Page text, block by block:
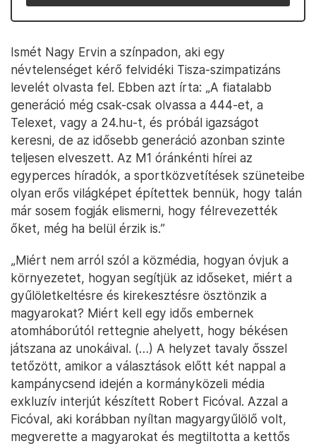
Ismét Nagy Ervin a színpadon, aki egy
névtelenséget kérő felvidéki Tisza-szimpatizáns
levelét olvasta fel. Ebben azt írta: „A fiatalabb
generáció még csak-csak olvassa a 444-et, a
Telexet, vagy a 24.hu-t, és próbál igazságot
keresni, de az idősebb generáció azonban szinte
teljesen elveszett. Az M1 óránkénti hírei az
egyperces híradók, a sportközvetítések szüneteibe
olyan erős világképet építettek bennük, hogy talán
már sosem fogják elismerni, hogy félrevezették
őket, még ha belül érzik is.”
„Miért nem arról szól a közmédia, hogyan óvjuk a
környezetet, hogyan segítjük az időseket, miért a
gyűlöletkeltésre és kirekesztésre ösztönzik a
magyarokat? Miért kell egy idős embernek
atomháborútól rettegnie ahelyett, hogy békésen
játszana az unokáival. (…) A helyzet tavaly ősszel
tetőzött, amikor a választások előtt két nappal a
kampánycsend idején a kormányközeli média
exkluzív interjút készített Robert Ficóval. Azzal a
Ficóval, aki korábban nyíltan magyargyűlölő volt,
megverette a magyarokat és megtiltotta a kettős